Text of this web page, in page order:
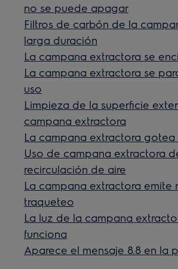
no se puede apagar
Filtros de carbón de la
larga duración
La campana extractora se
La campana extractora se
uso
Limpieza de la superficie
campana extractora
La campana extractora gotea
Uso de campana extractora
recirculación de aire
La campana extractora emite
traqueteo
La luz de la campana
funciona
Aparece el mensaje 8.8 en la